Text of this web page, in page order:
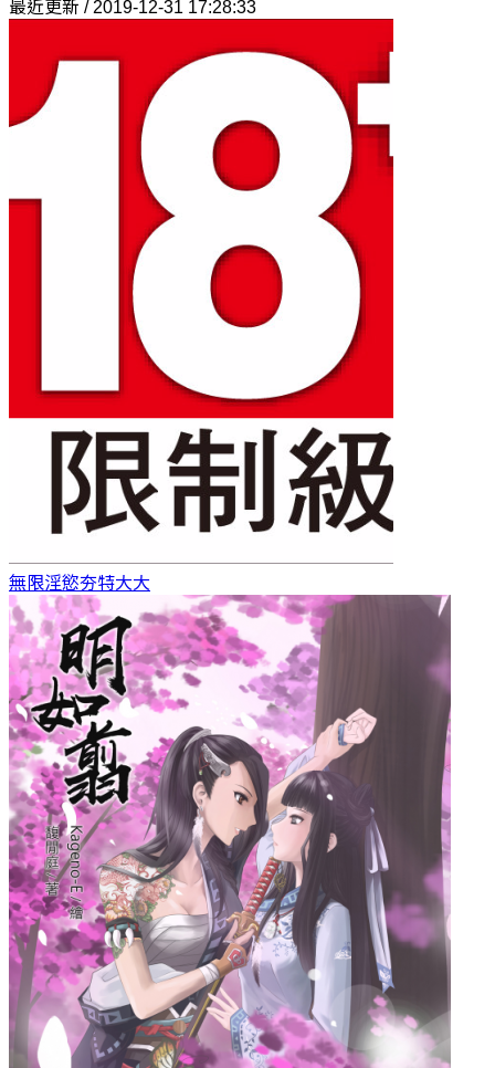
最近更新 / 2019-12-31 17:28:33
無限淫慾夯特大大